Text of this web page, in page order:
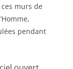
murs de
pendant